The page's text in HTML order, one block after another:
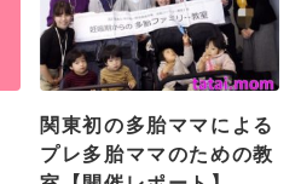
関東初の多胎ママによる
プレ多胎ママのための教